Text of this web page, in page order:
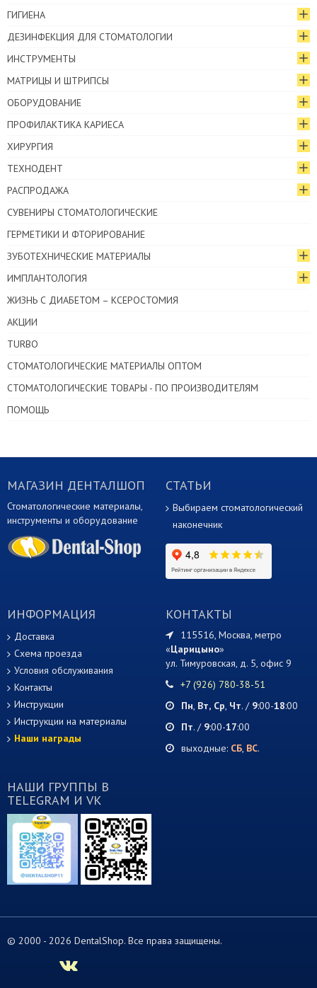
ГИГИЕНА
ДЕЗИНФЕКЦИЯ ДЛЯ СТОМАТОЛОГИИ
ИНСТРУМЕНТЫ
МАТРИЦЫ И ШТРИПСЫ
ОБОРУДОВАНИЕ
ПРОФИЛАКТИКА КАРИЕСА
ХИРУРГИЯ
ТЕХНОДЕНТ
РАСПРОДАЖА
СУВЕНИРЫ СТОМАТОЛОГИЧЕСКИЕ
ГЕРМЕТИКИ И ФТОРИРОВАНИЕ
ЗУБОТЕХНИЧЕСКИЕ МАТЕРИАЛЫ
ИМПЛАНТОЛОГИЯ
ЖИЗНЬ С ДИАБЕТОМ – КСЕРОСТОМИЯ
АКЦИИ
TURBO
СТОМАТОЛОГИЧЕСКИЕ МАТЕРИАЛЫ ОПТОМ
СТОМАТОЛОГИЧЕСКИЕ ТОВАРЫ - ПО ПРОИЗВОДИТЕЛЯМ
ПОМОЩЬ
МАГАЗИН ДЕНТАЛШОП
Стоматологические материалы,
инструменты и оборудование
СТАТЬИ
Выбираем стоматологический
наконечник
ИНФОРМАЦИЯ
Доставка
Схема проезда
Условия обслуживания
Контакты
Инструкции
Инструкции на материалы
Наши награды
КОНТАКТЫ
115516, Москва, метро
«Царицыно»
ул. Тимуровская, д. 5, офис 9
+7 (926) 780-38-51
Пн, Вт, Ср, Чт. / 9:00-18:00
Пт. / 9:00-17:00
выходные: СБ, ВС.
НАШИ ГРУППЫ В
TELEGRAM И VK
© 2000 - 2026 DentalShop. Все права защищены.